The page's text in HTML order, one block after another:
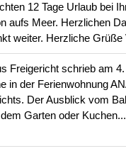
12 Tage Urlaub bei
aufs Meer. Herzlichen
weiter. Herzliche
Freigericht schrieb am
in der Ferienwohnung
Der Ausblick vom
Garten oder